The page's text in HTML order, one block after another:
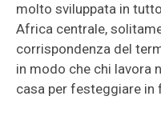
molto sviluppata in
Africa centrale,
corrispondenza del
in modo che chi lavora
casa per festeggiare in